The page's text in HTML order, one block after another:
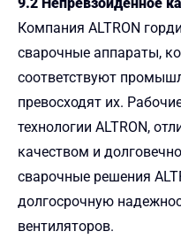
Компания ALTRON
сварочные аппараты,
соответствуют
превосходят их.
технологии ALTRON,
качеством и
сварочные решения
долгосрочную
вентиляторов.